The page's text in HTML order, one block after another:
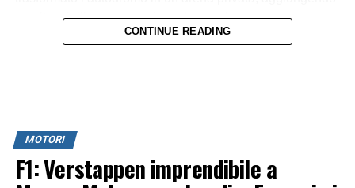
un altro sigillo a una carriera che sembra non conoscere
di qualità. Secondo posto conquistato con grinta, ritmo
sorpassi impossibili su Verstappen, ma ha consolidato la
sua posizione, difendendo con autorità dagli inseguitori e
portando la McLaren a un risultato di prestigio. Una
CONTINUE READING
MOTORI
F1: Verstappen imprendibile a